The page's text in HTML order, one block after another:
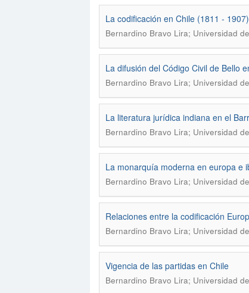
La codificación en Chile (1811 -
Bernardino Bravo Lira; Universidad
La difusión del Código Civil de Bello
Bernardino Bravo Lira; Universidad
La literatura jurídica indiana en el
Bernardino Bravo Lira; Universidad
La monarquía moderna en europa e
Bernardino Bravo Lira; Universidad
Relaciones entre la codificación
Bernardino Bravo Lira; Universidad
Vigencia de las partidas en Chile
Bernardino Bravo Lira; Universidad